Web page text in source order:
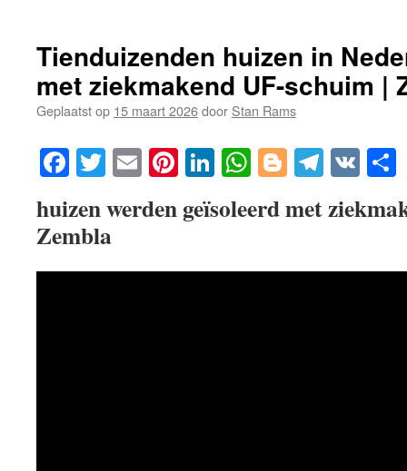
Tienduizenden huizen in
met ziekmakend UF-schuim |
Geplaatst op 15 maart 2026door Stan Rams
Facebook
Twitter
EmailPinterest
LinkedIn
WhatsApp
BloggerVK
huizen werden geïsoleerd met
Zembla